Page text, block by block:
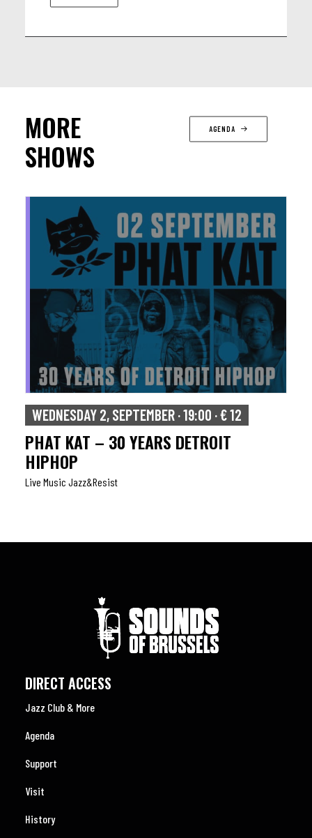
MORE
SHOWS
AGENDA
WEDNESDAY 2, SEPTEMBER · 19:00 · € 12
PHAT KAT – 30 YEARS DETROIT
HIPHOP
Live Music Jazz&resist
DIRECT ACCESS
Jazz Club & More
Agenda
Support
Visit
History